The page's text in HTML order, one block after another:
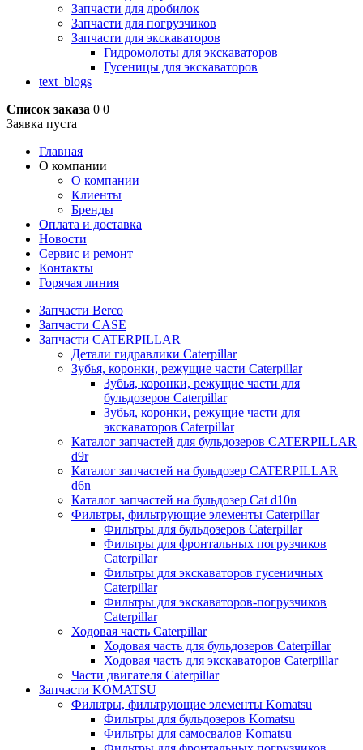
Запчасти для дробилок
Запчасти для погрузчиков
Запчасти для экскаваторов
Гидромолоты для экскаваторов
Гусеницы для экскаваторов
text_blogs
Список заказа 0 0
Заявка пуста
Главная
О компании
О компании
Клиенты
Бренды
Оплата и доставка
Новости
Сервис и ремонт
Контакты
Горячая линия
Запчасти Berco
Запчасти CASE
Запчасти CATERPILLAR
Детали гидравлики Caterpillar
Зубья, коронки, режущие части Caterpillar
Зубья, коронки, режущие части для
бульдозеров Caterpillar
Зубья, коронки, режущие части для
экскаваторов Caterpillar
Каталог запчастей для бульдозеров CATERPILLAR
d9r
Каталог запчастей на бульдозер CATERPILLAR
d6n
Каталог запчастей на бульдозер Сat d10n
Фильтры, фильтрующие элементы Caterpillar
Фильтры для бульдозеров Caterpillar
Фильтры для фронтальных погрузчиков
Caterpillar
Фильтры для экскаваторов гусеничных
Caterpillar
Фильтры для экскаваторов-погрузчиков
Caterpillar
Ходовая часть Caterpillar
Ходовая часть для бульдозеров Caterpillar
Ходовая часть для экскаваторов Caterpillar
Части двигателя Caterpillar
Запчасти KOMATSU
Фильтры, фильтрующие элементы Komatsu
Фильтры для бульдозеров Komatsu
Фильтры для самосвалов Komatsu